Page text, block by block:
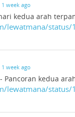
week ago
kedua arah
lewatmana/
week ago
Pancoran kedua
lewatmana/